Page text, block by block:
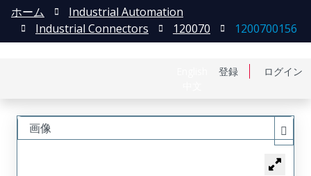
登録 ログイン
ホーム
Industrial Automation
Industrial Connectors
120070 1200700156
画像